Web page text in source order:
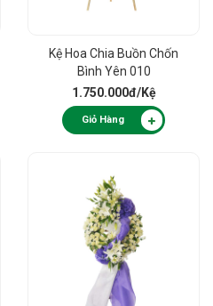
Kệ Hoa Chia Buồn Chốn
Bình Yên 010
1.750.000đ/Kệ
Giỏ Hàng